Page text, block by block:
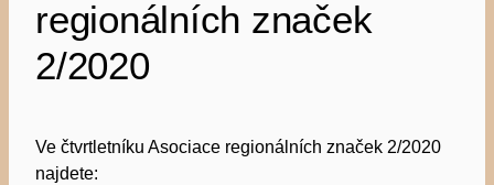
regionálních značek
2/2020
Ve čtvrtletníku Asociace regionálních značek 2/2020
najdete: